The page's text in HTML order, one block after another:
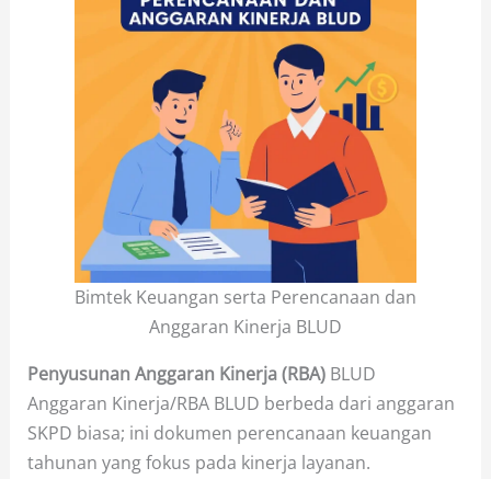
Bimtek Keuangan serta Perencanaan dan
Anggaran Kinerja BLUD
Penyusunan Anggaran Kinerja (RBA)BLUD
Anggaran Kinerja/RBA BLUD berbeda dari anggaran
SKPD biasa; ini dokumen perencanaan keuangan
tahunan yang fokus pada kinerja layanan.